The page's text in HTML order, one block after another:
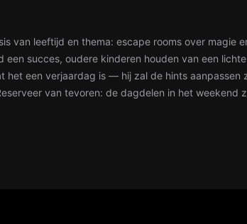
van leeftijd en thema: escape rooms over magie
een succes, oudere kinderen houden van een
het een verjaardag is — hij zal de hints aanpassen
van tevoren: de dagdelen in het weekend